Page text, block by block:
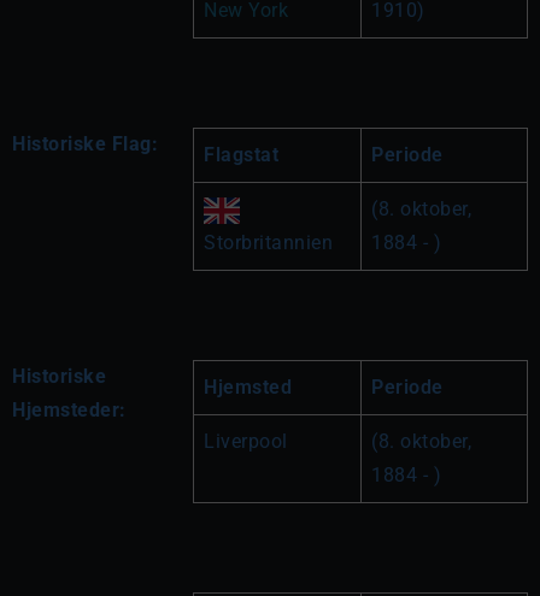
New York
1910)
Historiske Flag: Flagstat Periode
Storbritannien
(8. oktober,
1884 - )
Historiske
Hjemsteder:
Hjemsted Periode
Liverpool
(8. oktober,
1884 - )